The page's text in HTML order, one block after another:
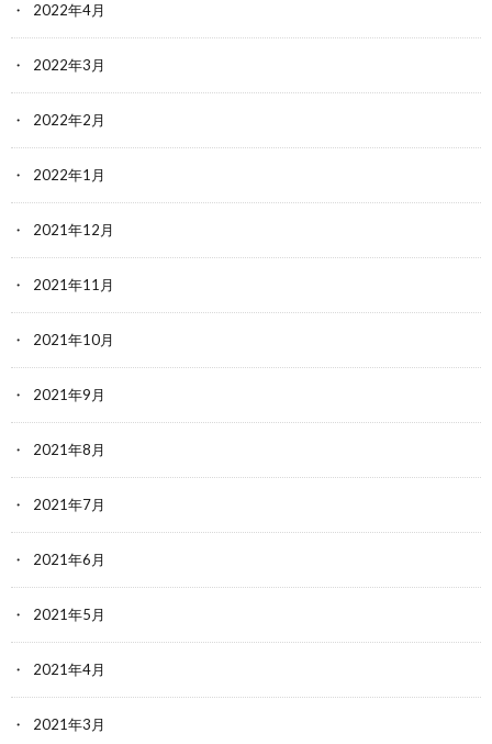
2022年4月
2022年3月
2022年2月
2022年1月
2021年12月
2021年11月
2021年10月
2021年9月
2021年8月
2021年7月
2021年6月
2021年5月
2021年4月
2021年3月